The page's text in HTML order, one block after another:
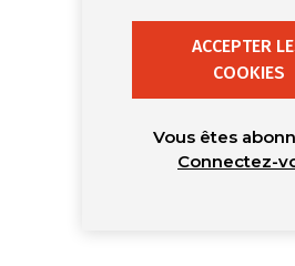
ACCEPTER
COOKIES
Vous êtes
Connectez-